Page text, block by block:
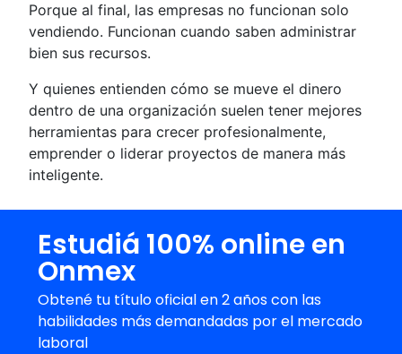
Porque al final, las empresas no funcionan solo
vendiendo. Funcionan cuando saben administrar
bien sus recursos.
Y quienes entienden cómo se mueve el dinero
dentro de una organización suelen tener mejores
herramientas para crecer profesionalmente,
emprender o liderar proyectos de manera más
inteligente.
Estudiá 100% online en
Onmex
Obtené tu título oficial en 2 años con las
habilidades más demandadas por el mercado
laboral